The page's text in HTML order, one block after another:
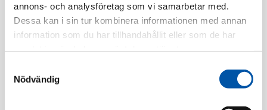
annons- och analysföretag som vi samarbetar med.
Dessa kan i sin tur kombinera informationen med annan
information som du har tillhandahållit eller som de har
Nödvändig
Finns i lager
Registrera dig